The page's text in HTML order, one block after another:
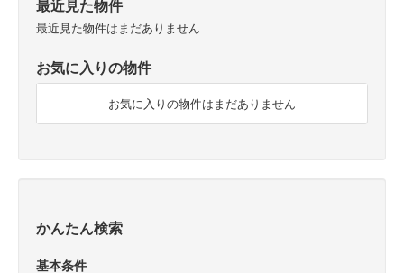
最近見た物件
最近見た物件はまだありません
お気に入りの物件
お気に入りの物件はまだありません
かんたん検索
基本条件